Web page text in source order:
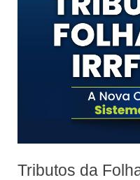
Tributos da